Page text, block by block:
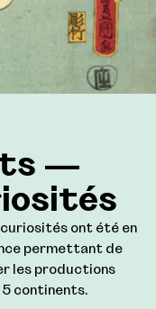
—
ont été en
permettant de
les productions
continents.